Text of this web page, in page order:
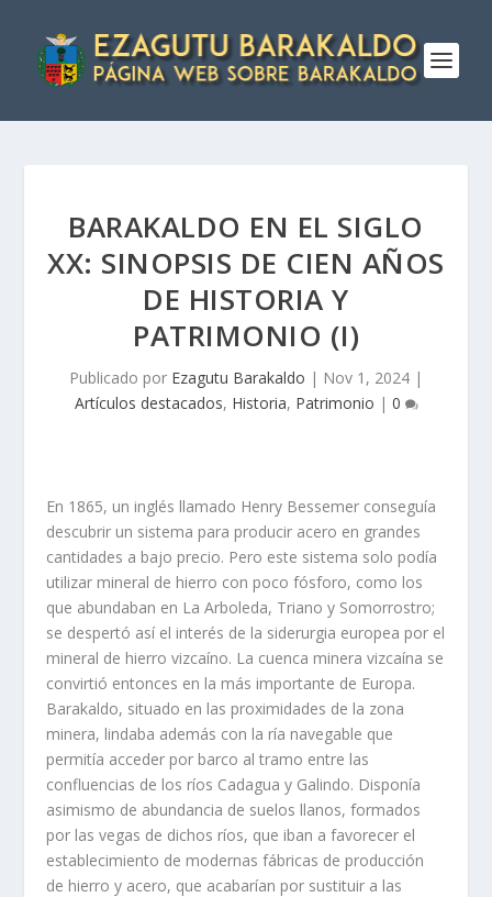
BARAKALDO EN EL SIGLO
XX: SINOPSIS DE CIEN AÑOS
DE HISTORIA Y
PATRIMONIO (I)
Publicado por Ezagutu Barakaldo | Nov 1, 2024 |
Artículos destacados, Historia, Patrimonio | 0
En 1865, un inglés llamado Henry Bessemer conseguía
descubrir un sistema para producir acero en grandes
cantidades a bajo precio. Pero este sistema solo podía
utilizar mineral de hierro con poco fósforo, como los
que abundaban en La Arboleda, Triano y Somorrostro;
se despertó así el interés de la siderurgia europea por el
mineral de hierro vizcaíno. La cuenca minera vizcaína se
convirtió entonces en la más importante de Europa.
Barakaldo, situado en las proximidades de la zona
minera, lindaba además con la ría navegable que
permitía acceder por barco al tramo entre las
confluencias de los ríos Cadagua y Galindo. Disponía
asimismo de abundancia de suelos llanos, formados
por las vegas de dichos ríos, que iban a favorecer el
establecimiento de modernas fábricas de producción
de hierro y acero, que acabarían por sustituir a las